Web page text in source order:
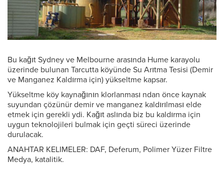
Bu kağıt Sydney ve Melbourne arasında Hume karayolu
üzerinde bulunan Tarcutta köyünde Su Arıtma Tesisi (Demir
ve Manganez Kaldırma için) yükseltme kapsar.
Yükseltme köy kaynağının klorlanması ndan önce kaynak
suyundan çözünür demir ve manganez kaldırılması elde
etmek için gerekli ydi. Kağıt aslında biz bu kaldırma için
uygun teknolojileri bulmak için geçti süreci üzerinde
durulacak.
ANAHTAR KELIMELER: DAF, Deferum, Polimer Yüzer Filtre
Medya, katalitik.